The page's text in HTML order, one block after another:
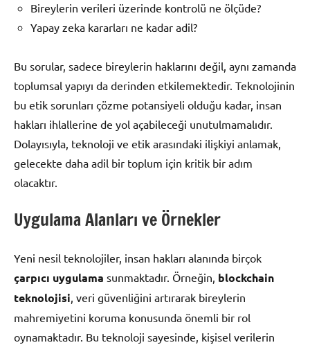
Bireylerin verileri üzerinde kontrolü ne ölçüde?
Yapay zeka kararları ne kadar adil?
Bu sorular, sadece bireylerin haklarını değil, aynı zamanda
toplumsal yapıyı da derinden etkilemektedir. Teknolojinin
bu etik sorunları çözme potansiyeli olduğu kadar, insan
hakları ihlallerine de yol açabileceği unutulmamalıdır.
Dolayısıyla, teknoloji ve etik arasındaki ilişkiyi anlamak,
gelecekte daha adil bir toplum için kritik bir adım
olacaktır.
Uygulama Alanları ve Örnekler
Yeni nesil teknolojiler, insan hakları alanında birçok
çarpıcı uygulama sunmaktadır. Örneğin, blockchain
teknolojisi, veri güvenliğini artırarak bireylerin
mahremiyetini koruma konusunda önemli bir rol
oynamaktadır. Bu teknoloji sayesinde, kişisel verilerin